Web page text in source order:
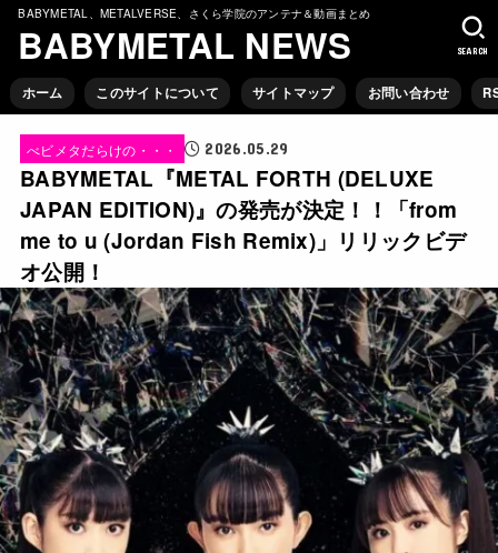
BABYMETAL、METALVERSE、さくら学院のアンテナ＆動画まとめ
BABYMETAL NEWS
ホーム このサイトについて サイトマップ お問い合わせ
SEARCH
べビメタだらけの・・・ 2026.05.29
BABYMETAL『METAL FORTH (DELUXE
JAPAN EDITION)』の発売が決定！！「from
me to u (Jordan Fish Remix)」リリックビデ
オ公開！